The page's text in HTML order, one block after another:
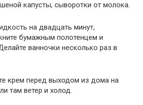
капусты, сыворотки от молока.
на двадцать минут,
бумажным полотенцем и
ванночки несколько раз в
крем перед выходом из дома на
там ветер и холод.